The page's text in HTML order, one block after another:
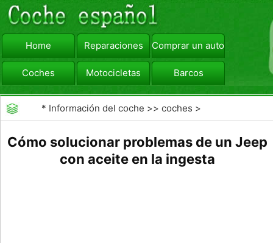
Home Reparaciones Comprar un automóvil
Coches Motocicletas Barcos
viajar Camiones
* Información del coche >>coches >
Cómo solucionar problemas de un Jeep
con aceite en la ingesta